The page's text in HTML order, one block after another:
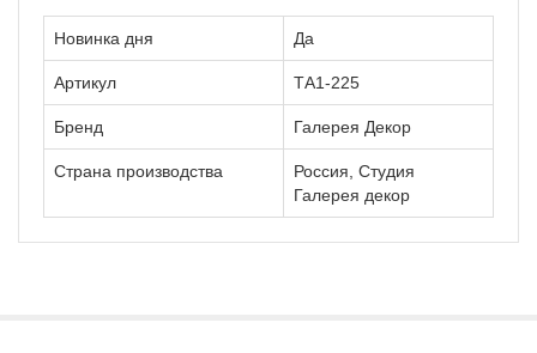
Новинка дня Да
Артикул ТА1-225
Бренд Галерея Декор
Страна производства
Россия, Студия
Галерея декор